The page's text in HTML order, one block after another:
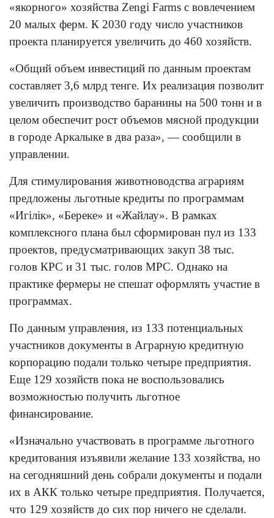
«якорного» хозяйства Zengi Farms с вовлечением
20 малых ферм. К 2030 году число участников
проекта планируется увеличить до 460 хозяйств.
«Общий объем инвестиций по данным проектам
составляет 3,6 млрд тенге. Их реализация позволит
увеличить производство баранины на 500 тонн и в
целом обеспечит рост объемов мясной продукции
в городе Аркалыке в два раза», — сообщили в
управлении.
Для стимулирования животноводства аграриям
предложены льготные кредиты по программам
«Игілік», «Береке» и «Жайлау». В рамках
комплексного плана был сформирован пул из 133
проектов, предусматривающих закуп 38 тыс.
голов КРС и 31 тыс. голов МРС. Однако на
практике фермеры не спешат оформлять участие в
программах.
По данным управления, из 133 потенциальных
участников документы в Аграрную кредитную
корпорацию подали только четыре предприятия.
Еще 129 хозяйств пока не воспользовались
возможностью получить льготное
финансирование.
«Изначально участвовать в программе льготного
кредитования изъявили желание 133 хозяйства, но
на сегодняшний день собрали документы и подали
их в АКК только четыре предприятия. Получается,
что 129 хозяйств до сих пор ничего не сделали.